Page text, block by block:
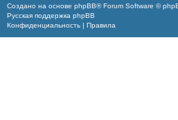
Создано на основе phpBB® Forum Software ©
Русская поддержка phpBB
Конфиденциальность | Правила